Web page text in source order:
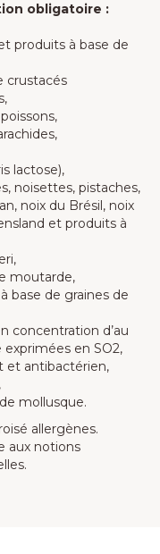
obligatoire :
produits à base de
crustacés
lactose),
noisettes, pistaches,
noix du Brésil, noix
et produits à
moutarde,
base de graines de
concentration d’au
en SO2,
et antibactérien,
mollusque.
allergènes.
aux notions